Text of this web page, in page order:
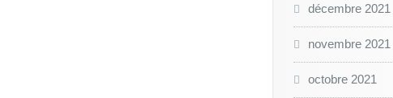
décembre 2021
novembre 2021
octobre 2021